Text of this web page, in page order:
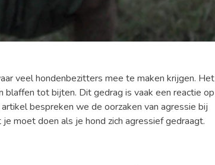
veel hondenbezitters mee te maken krijgen. Het
blaffen tot bijten. Dit gedrag is vaak een reactie op
bespreken we de oorzaken van agressie bij
moet doen als je hond zich agressief gedraagt.